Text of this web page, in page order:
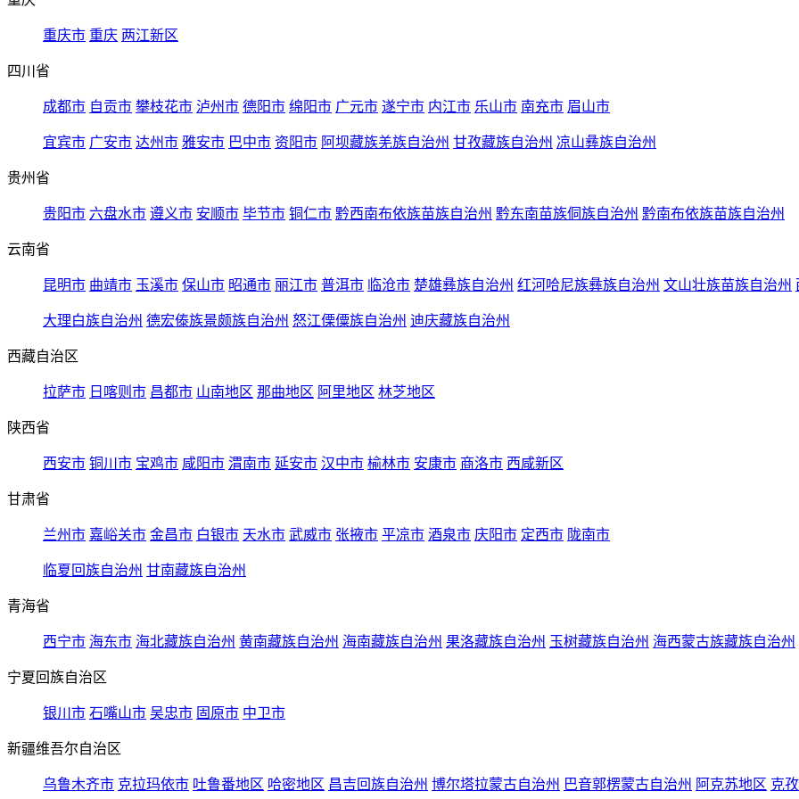
重庆市 重庆 两江新区
四川省
成都市 自贡市 攀枝花市 泸州市 德阳市 绵阳市 广元市 遂宁市 内江市 乐山市 南充市 眉山市
宜宾市 广安市 达州市 雅安市 巴中市 资阳市 阿坝藏族羌族自治州 甘孜藏族自治州 凉山彝族自治州
贵州省
贵阳市 六盘水市 遵义市 安顺市 毕节市 铜仁市 黔西南布依族苗族自治州 黔东南苗族侗族自治州 黔南布依族苗族自治州
云南省
昆明市 曲靖市 玉溪市 保山市 昭通市 丽江市 普洱市 临沧市 楚雄彝族自治州 红河哈尼族彝族自治州 文山壮族苗族自治州
大理白族自治州 德宏傣族景颇族自治州 怒江傈僳族自治州 迪庆藏族自治州
西藏自治区
拉萨市 日喀则市 昌都市 山南地区 那曲地区 阿里地区 林芝地区
陕西省
西安市 铜川市 宝鸡市 咸阳市 渭南市 延安市 汉中市 榆林市 安康市 商洛市 西咸新区
甘肃省
兰州市 嘉峪关市 金昌市 白银市 天水市 武威市 张掖市 平凉市 酒泉市 庆阳市 定西市 陇南市
临夏回族自治州 甘南藏族自治州
青海省
西宁市 海东市 海北藏族自治州 黄南藏族自治州 海南藏族自治州 果洛藏族自治州 玉树藏族自治州 海西蒙古族藏族自治州
宁夏回族自治区
银川市 石嘴山市 吴忠市 固原市 中卫市
新疆维吾尔自治区
乌鲁木齐市 克拉玛依市 吐鲁番地区 哈密地区 昌吉回族自治州 博尔塔拉蒙古自治州 巴音郭楞蒙古自治州 阿克苏地区 克